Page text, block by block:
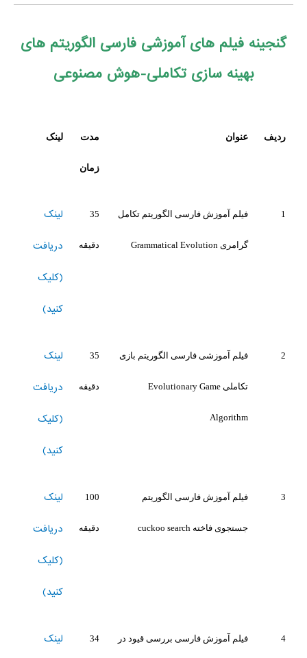
گنجینه فیلم های آموزشی فارسی الگوریتم های
بهینه سازی تکاملی-هوش مصنوعی
ردیف عنوان مدت
زمان
لینک
1 فیلم آموزش فارسی الگوریتم تکامل
گرامری Grammatical Evolution
35
دقیقه
لینک
دریافت
(کلیک
کنید)
2 فیلم آموزشی فارسی الگوریتم بازی
تکاملی Evolutionary Game
Algorithm
35
دقیقه
لینک
دریافت
(کلیک
کنید)
3 فیلم آموزش فارسی الگوریتم
جستجوی فاخته cuckoo search
100
دقیقه
لینک
دریافت
(کلیک
کنید)
4 فیلم آموزش فارسی بررسی قیود در 34 لینک